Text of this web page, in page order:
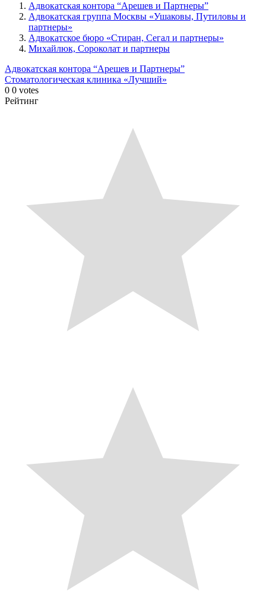
Адвокатская контора “Арешев и Партнеры”
Адвокатская группа Москвы «Ушаковы, Путиловы и
партнеры»
Адвокатское бюро «Стиран, Сегал и партнеры»
Михайлюк, Сороколат и партнеры
Адвокатская контора “Арешев и Партнеры”
Стоматологическая клиника «Лучший»
0 0 votes
Рейтинг